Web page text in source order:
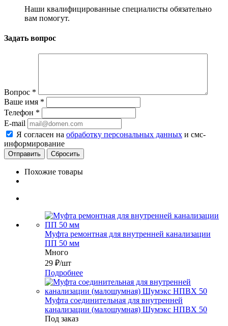
Наши квалифицированные специалисты обязательно
вам помогут.
Задать вопрос
Вопрос *
Ваше имя *
Телефон *
E-mail
Я согласен на обработку персональных данных и смс-
информирование
Сбросить
Похожие товары
Муфта ремонтная для внутренней канализации
ПП 50 мм
Много
29 ₽/шт
Подробнее
Муфта соединительная для внутренней
канализации (малошумная) Шумэкс НПВХ 50
Под заказ